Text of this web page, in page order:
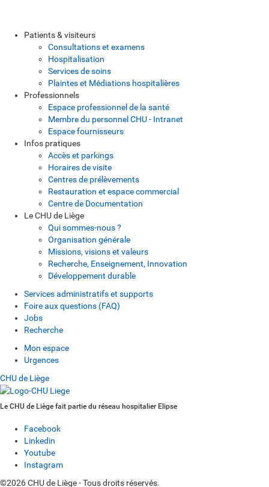
Patients & visiteurs
Consultations et examens
Hospitalisation
Services de soins
Plaintes et Médiations hospitalières
Professionnels
Espace professionnel de la santé
Membre du personnel CHU - Intranet
Espace fournisseurs
Infos pratiques
Accès et parkings
Horaires de visite
Centres de prélèvements
Restauration et espace commercial
Centre de Documentation
Le CHU de Liège
Qui sommes-nous ?
Organisation générale
Missions, visions et valeurs
Recherche, Enseignement, Innovation
Développement durable
Services administratifs et supports
Foire aux questions (FAQ)
Jobs
Recherche
Mon espace
Urgences
CHU de Liège
Le CHU de Liège fait partie du réseau hospitalier Elipse
Facebook
Linkedin
Youtube
Instagram
©2026 CHU de Liège - Tous droits réservés.